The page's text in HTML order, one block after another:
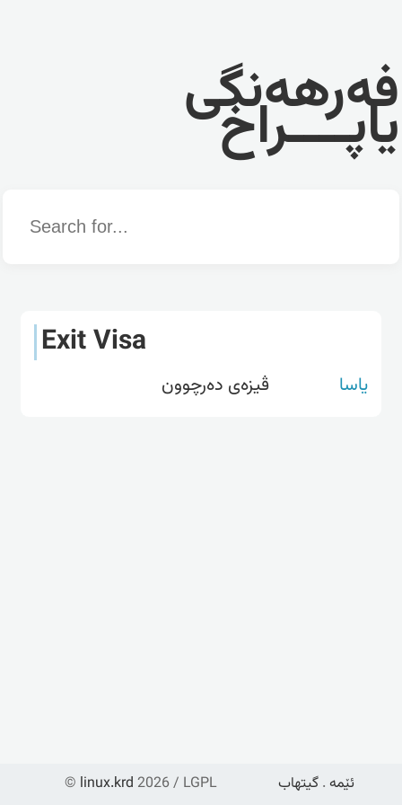
فەرهەنگی
یاپــــراخ
Word
Exit Visa
یاسا ڤیزەی دەرچوون
© linux.krd 2026 / LGPL ئێمە . گیتهاب